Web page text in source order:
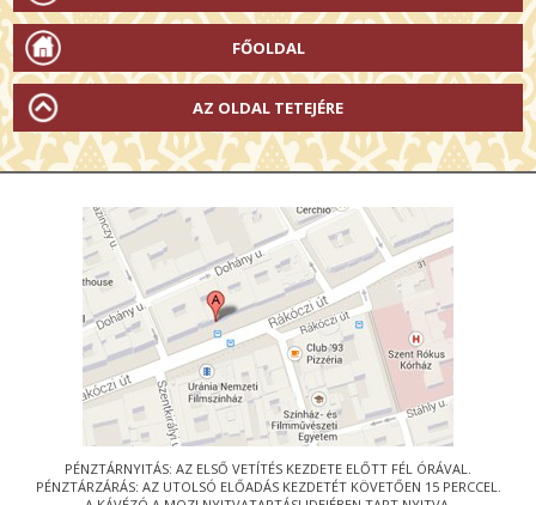
FŐOLDAL
AZ OLDAL TETEJÉRE
PÉNZTÁRNYITÁS: AZ ELSŐ VETÍTÉS KEZDETE ELŐTT FÉL ÓRÁVAL.
PÉNZTÁRZÁRÁS: AZ UTOLSÓ ELŐADÁS KEZDETÉT KÖVETŐEN 15 PERCCEL.